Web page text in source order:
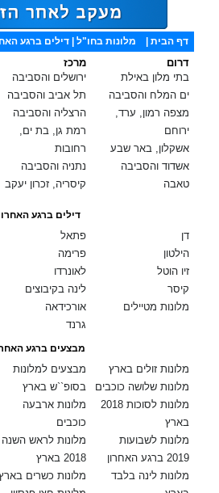
דף הבית מלונות בחו"ל | דילים ברגע
מרכז
ירושלים והסביבה
תל אביב והסביבה
הרצליה והסביבה
רמת גן, בת ים,
רחובות
נתניה והסביבה
קיסריה, זכרון יעקב
דרום
בתי מלון באילת
ים המלח והסביבה
מצפה רמון, ערד,
ירוחם
אשקלון, באר שבע
אשדוד והסביבה
טאבה
דילים ברגע
פתאל
פרימה
לאונרדו
לינה בקיבוצים
אורכידאה
גרנד
דן
הילטון
זיו הוטל
קיסר
מלונות מטיילים
מבצעים ברגע
מבצעים למלונות
בסופ``ש בארץ
מלונות ארבעה
כוכבים
מלונות לראש השנה
2018 בארץ
מלונות כשרים
מלונות זולים בארץ
מלונות שלושה כוכבים
מלונות לסוכות 2018
בארץ
מלונות לשבועות
2019 ברגע האחרון
מלונות לינה בלבד